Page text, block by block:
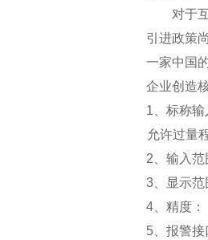
对于互
引进政策
一家中国
企业创造
1 、标称
允许过量
2 、输入
3
显示
4 、精度：
5 、报警接